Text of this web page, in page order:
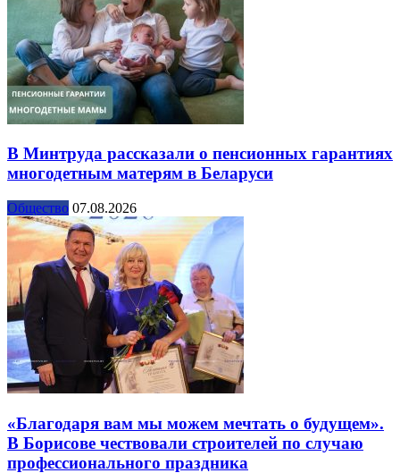
В Минтруда рассказали о пенсионных гарантиях
многодетным матерям в Беларуси
Общество 07.08.2026
«Благодаря вам мы можем мечтать о будущем».
В Борисове чествовали строителей по случаю
профессионального праздника